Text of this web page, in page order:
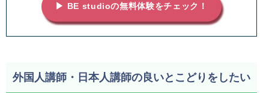
▶ BE studioの無料体験をチェック！
外国人講師・日本人講師の良いとこどりをしたい